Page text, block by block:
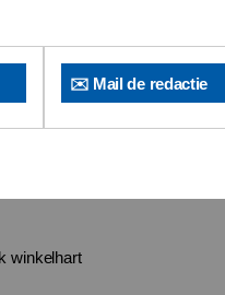
✉️ Mail de redactie
winkelhart